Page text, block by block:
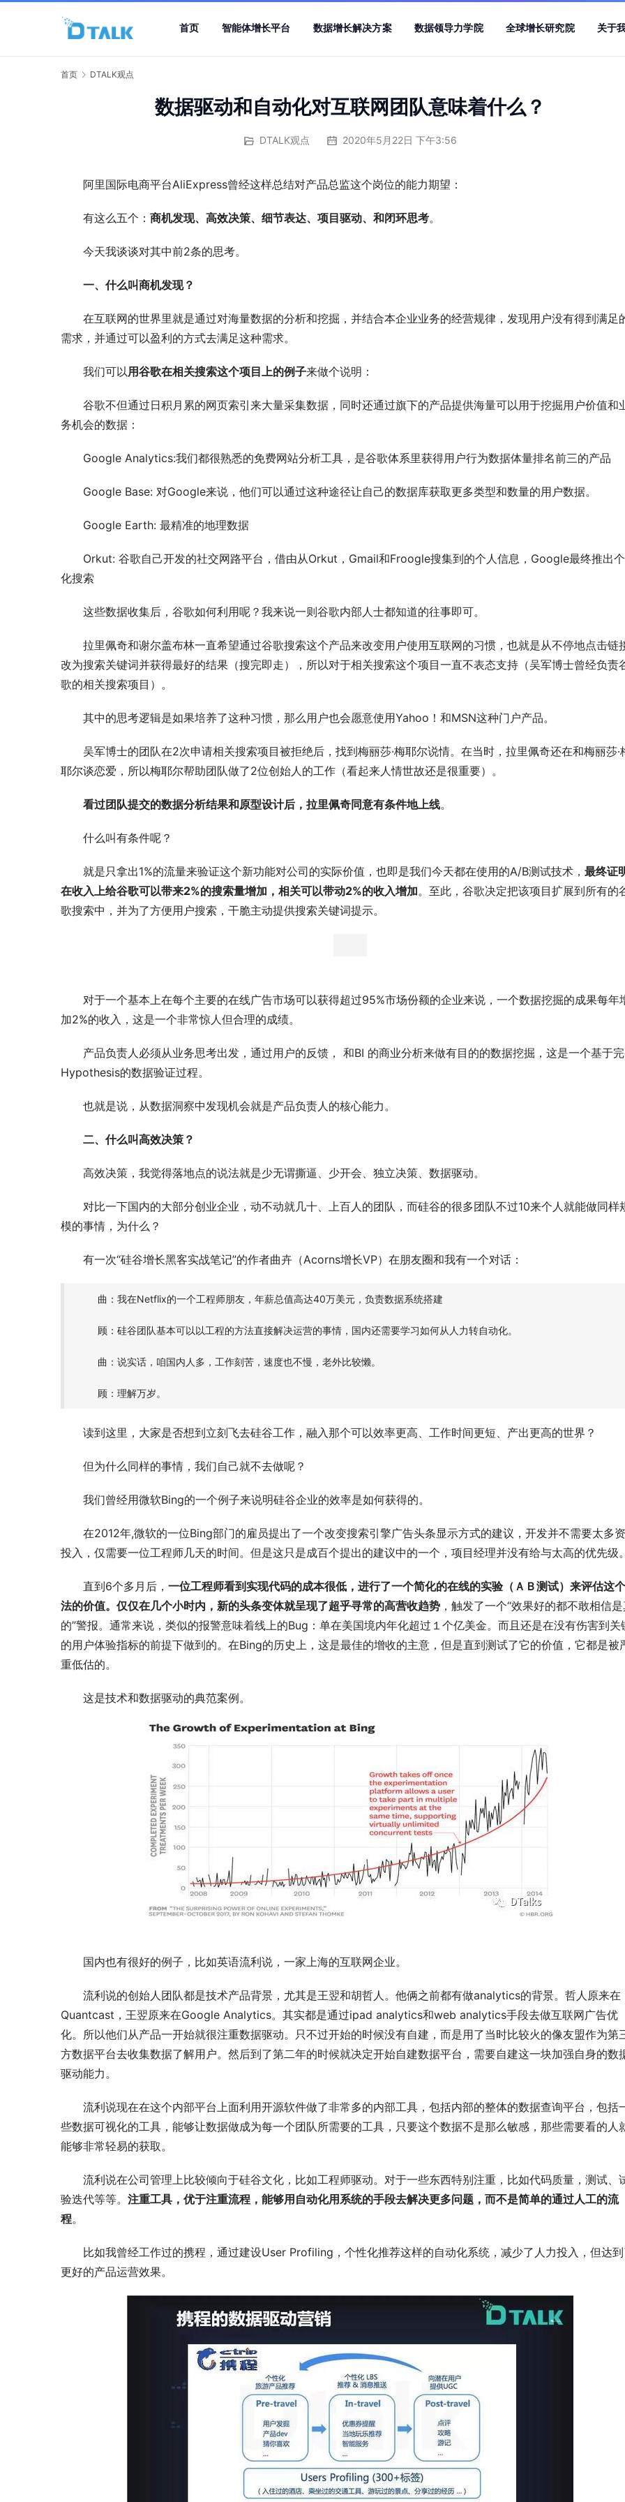
首页 智能体增长平台 数据增长解决方案 数据领导力学院 全球增长研究院 关于
首页 DTALK观点
数据驱动和自动化对互联网团队意味着什么？
DTALK观点 2020年5月22日 下午3:56
阿里国际电商平台AliExpress曾经这样总结对产品总监这个岗位的能力期望：
有这么五个： 商机发现、高效决策、细节表达、项目驱动、和闭环思考。
今天我谈谈对其中前2条的思考。
一、什么叫商机发现？
在互联网的世界里就是通过对海量数据的分析和挖掘，并结合本企业业务的经营规律，发现用户没有得到满足
需求，并通过可以盈利的方式去满足这种需求。
我们可以 用谷歌在相关搜索这个项目上的例子来做个说明：
谷歌不但通过日积月累的网页索引来大量采集数据，同时还通过旗下的产品提供海量可以用于挖掘用户价值和
务机会的数据：
Google Analytics:我们都很熟悉的免费网站分析工具，是谷歌体系里获得用户行为数据体量排名前三的产品
Google Base: 对Google来说，他们可以通过这种途径让自己的数据库获取更多类型和数量的用户数据。
Google Earth: 最精准的地理数据
Orkut: 谷歌自己开发的社交网路平台，借由从Orkut，Gmail和Froogle搜集到的个人信息，Google最终推出
化搜索
这些数据收集后，谷歌如何利用呢？我来说一则谷歌内部人士都知道的往事即可。
拉里佩奇和谢尔盖布林一直希望通过谷歌搜索这个产品来改变用户使用互联网的习惯，也就是从不停地点击链
改为搜索关键词并获得最好的结果（搜完即走），所以对于相关搜索这个项目一直不表态支持（吴军博士曾经负责
歌的相关搜索项目）。
其中的思考逻辑是如果培养了这种习惯，那么用户也会愿意使用Yahoo！和MSN这种门户产品。
吴军博士的团队在2次申请相关搜索项目被拒绝后，找到梅丽莎·梅耶尔说情。在当时，拉里佩奇还在和梅丽莎·
耶尔谈恋爱，所以梅耶尔帮助团队做了2位创始人的工作（看起来人情世故还是很重要）。
看过团队提交的数据分析结果和原型设计后，拉里佩奇同意有条件地上线。
什么叫有条件呢？
就是只拿出1%的流量来验证这个新功能对公司的实际价值，也即是我们今天都在使用的A/B测试技术， 最终证
在收入上给谷歌可以带来2%的搜索量增加，相关可以带动2%的收入增加。至此，谷歌决定把该项目扩展到所有的
歌搜索中，并为了方便用户搜索，干脆主动提供搜索关键词提示。
对于一个基本上在每个主要的在线广告市场可以获得超过95%市场份额的企业来说，一个数据挖掘的成果每年
加2%的收入，这是一个非常惊人但合理的成绩。
产品负责人必须从业务思考出发，通过用户的反馈， 和BI 的商业分析来做有目的的数据挖掘，这是一个基于
Hypothesis的数据验证过程。
也就是说，从数据洞察中发现机会就是产品负责人的核心能力。
二、什么叫高效决策？
高效决策，我觉得落地点的说法就是少无谓撕逼、少开会、独立决策、数据驱动。
对比一下国内的大部分创业企业，动不动就几十、上百人的团队，而硅谷的很多团队不过10来个人就能做同样
模的事情，为什么？
有一次“硅谷增长黑客实战笔记”的作者曲卉（Acorns增长VP）在朋友圈和我有一个对话：
曲：我在Netflix的一个工程师朋友，年薪总值高达40万美元，负责数据系统搭建
顾：硅谷团队基本可以以工程的方法直接解决运营的事情，国内还需要学习如何从人力转自动化。
曲：说实话，咱国内人多，工作刻苦，速度也不慢，老外比较懒。
顾：理解万岁。
读到这里，大家是否想到立刻飞去硅谷工作，融入那个可以效率更高、工作时间更短、产出更高的世界？
但为什么同样的事情，我们自己就不去做呢？
我们曾经用微软Bing的一个例子来说明硅谷企业的效率是如何获得的。
在2012年,微软的一位Bing部门的雇员提出了一个改变搜索引擎广告头条显示方式的建议，开发并不需要太多
投入，仅需要一位工程师几天的时间。但是这只是成百个提出的建议中的一个，项目经理并没有给与太高的优先级
直到6个多月后， 一位工程师看到实现代码的成本很低，进行了一个简化的在线的实验（ＡＢ测试）来评估这
法的价值。仅仅在几个小时内，新的头条变体就呈现了超乎寻常的高营收趋势 ，触发了一个“效果好的都不敢相信
的”警报。通常来说，类似的报警意味着线上的Bug：单在美国境内年化超过１个亿美金。而且还是在没有伤害到关
的用户体验指标的前提下做到的。在Bing的历史上，这是最佳的增收的主意，但是直到测试了它的价值，它都是被
重低估的。
这是技术和数据驱动的典范案例。
国内也有很好的例子，比如英语流利说，一家上海的互联网企业。
流利说的创始人团队都是技术产品背景，尤其是王翌和胡哲人。他俩之前都有做analytics的背景。哲人原来在
Quantcast，王翌原来在Google Analytics。其实都是通过ipad analytics和web analytics手段去做互联网广告优
化。所以他们从产品一开始就很注重数据驱动。只不过开始的时候没有自建，而是用了当时比较火的像友盟作为第
方数据平台去收集数据了解用户。然后到了第二年的时候就决定开始自建数据平台，需要自建这一块加强自身的数
驱动能力。
流利说现在在这个内部平台上面利用开源软件做了非常多的内部工具，包括内部的整体的数据查询平台，包括
些数据可视化的工具，能够让数据做成为每一个团队所需要的工具，只要这个数据不是那么敏感，那些需要看的人
能够非常轻易的获取。
流利说在公司管理上比较倾向于硅谷文化，比如工程师驱动。对于一些东西特别注重，比如代码质量，测试、
验迭代等等。 注重工具，优于注重流程，能够用自动化用系统的手段去解决更多问题，而不是简单的通过人工的流
程。
比如我曾经工作过的携程，通过建设User Profiling，个性化推荐这样的自动化系统，减少了人力投入，但达
更好的产品运营效果。